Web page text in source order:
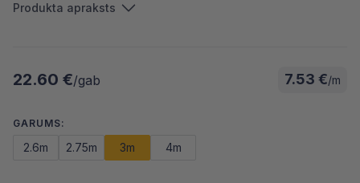
Produkta apraksts
22.60 €/gab 7.53 €/m
GARUMS:
2.6m 2.75m 3m 4m